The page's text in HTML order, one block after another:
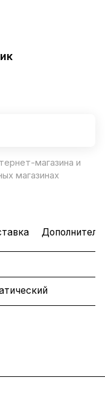
магазина и
магазинах